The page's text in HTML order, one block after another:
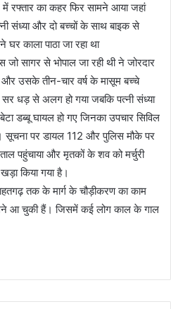
का कहर फिर सामने आया जहां
संध्या और दो बच्चों के साथ बाइक से
काला पाठा जा रहा था
जो सागर से भोपाल जा रही थी ने जोरदार
उसके तीन-चार वर्ष के मासूम बच्चे
सर धड़ से अलग हो गया जबकि पत्नी संध्या
डब्बू घायल हो गए जिनका उपचार सिविल
सूचना पर डायल 112 और पुलिस मौके पर
पहुंचाया और मृतकों के शव को मर्चुरी
किया गया है।
तक के मार्ग के चौड़ीकरण का काम
आ चुकी हैं। जिसमें कई लोग काल के गाल